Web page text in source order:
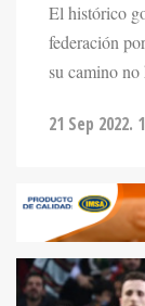
El histórico
federación
su camino
21 Sep 2022.